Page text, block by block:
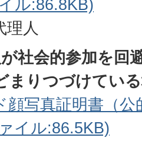
ル:86.8KB)
理人
社会的参加を回
まりつづけてい
顔写真証明書（
イル:86.5KB)